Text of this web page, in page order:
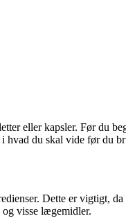
eller kapsler. Før du
du skal vide før du
Dette er vigtigt,
visse lægemidler.